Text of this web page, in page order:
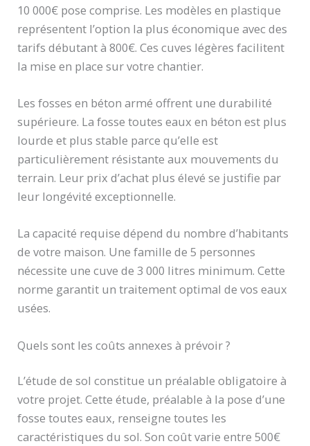
10 000€ pose comprise. Les modèles en plastique
représentent l’option la plus économique avec des
tarifs débutant à 800€. Ces cuves légères facilitent
la mise en place sur votre chantier.
Les fosses en béton armé offrent une durabilité
supérieure. La fosse toutes eaux en béton est plus
lourde et plus stable parce qu’elle est
particulièrement résistante aux mouvements du
terrain. Leur prix d’achat plus élevé se justifie par
leur longévité exceptionnelle.
La capacité requise dépend du nombre d’habitants
de votre maison. Une famille de 5 personnes
nécessite une cuve de 3 000 litres minimum. Cette
norme garantit un traitement optimal de vos eaux
usées.
Quels sont les coûts annexes à prévoir ?
L’étude de sol constitue un préalable obligatoire à
votre projet. Cette étude, préalable à la pose d’une
fosse toutes eaux, renseigne toutes les
caractéristiques du sol. Son coût varie entre 500€